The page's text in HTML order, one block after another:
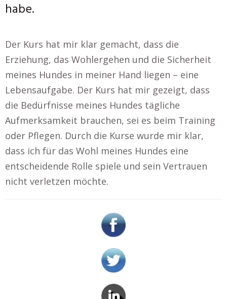
habe.
Der Kurs hat mir klar gemacht, dass die
Erziehung, das Wohlergehen und die Sicherheit
meines Hundes in meiner Hand liegen – eine
Lebensaufgabe. Der Kurs hat mir gezeigt, dass
die Bedürfnisse meines Hundes tägliche
Aufmerksamkeit brauchen, sei es beim Training
oder Pflegen. Durch die Kurse wurde mir klar,
dass ich für das Wohl meines Hundes eine
entscheidende Rolle spiele und sein Vertrauen
nicht verletzen möchte.